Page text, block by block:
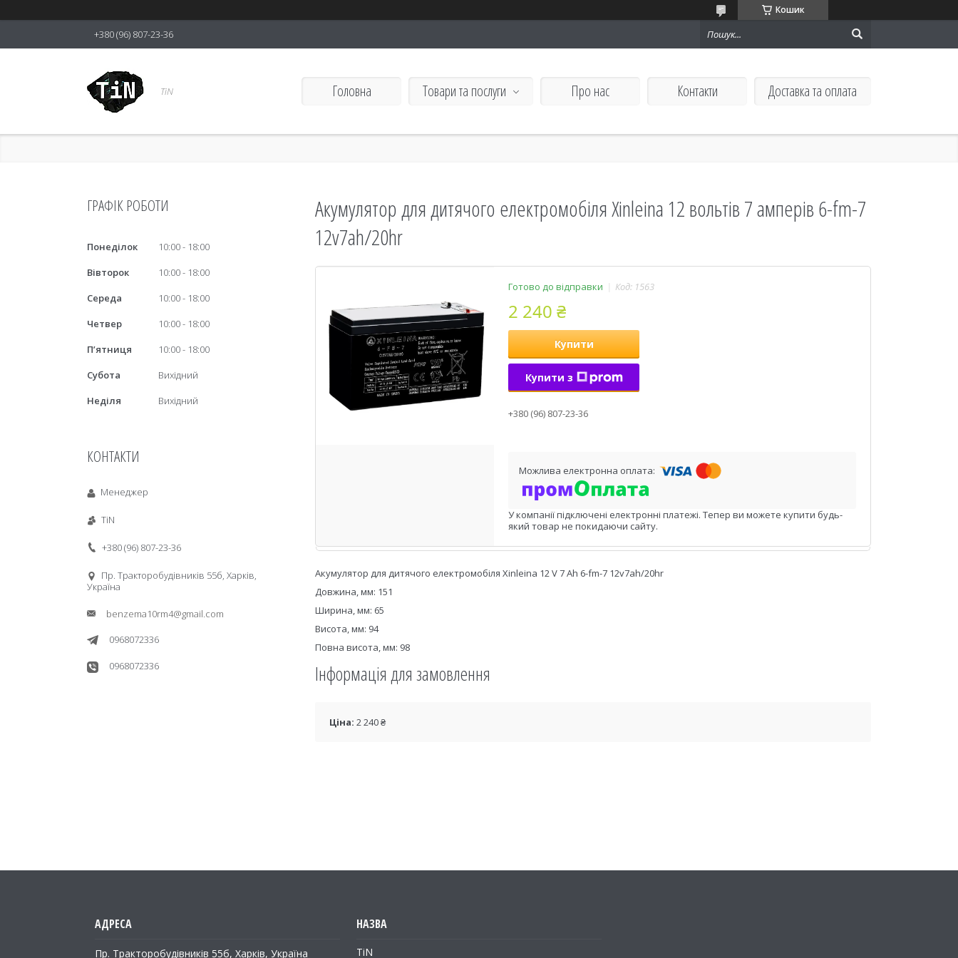
Кошик
+380 (96) 807-23-36
TiN Головна Товари та послуги Про нас Контакти Доставка та оплата
Акумулятор для дитячого електромобіля Xinleina 12 вольтів 7 амперів 6-fm-7
12v7ah/20hr
Готово до відправки Код: 1563
2 240 ₴
Купити
Купити з
+380 (96) 807-23-36
У компанії підключені електронні платежі. Тепер ви можете купити будь-
який товар не покидаючи сайту.
Акумулятор для дитячого електромобіля Xinleina 12 V 7 Ah 6-fm-7 12v7ah/20hr
Довжина, мм: 151
Ширина, мм: 65
Висота, мм: 94
Повна висота, мм: 98
Інформація для замовлення
Ціна: 2 240 ₴
ГРАФІК РОБОТИ
Понеділок 10:00
18:00
Вівторок
10:00
18:00
Середа
10:00
18:00
Четвер
10:00
18:00
Пʼятниця
10:00
18:00
Субота
Вихідний
Неділя
Вихідний
КОНТАКТИ
Менеджер
TiN
+380 (96) 807-23-36
Пр. Тракторобудiвникiв 55б, Харків,
Україна
benzema10rm4@gmail.com
0968072336
0968072336
Пр. Тракторобудiвникiв 55б, Харків, Україна TiN